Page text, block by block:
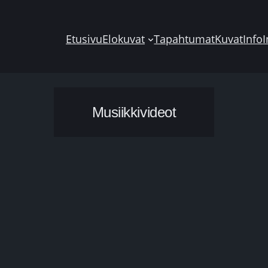
EtusivuElokuvat TapahtumatKuvatInfo
Musiikkivideot